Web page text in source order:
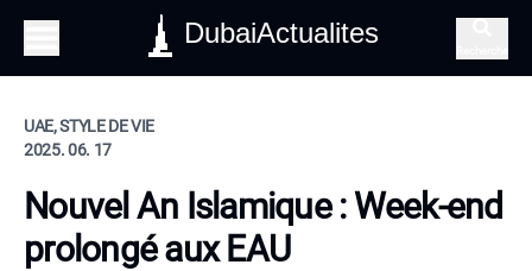
DubaiActualites
UAE, STYLE DE VIE
2025. 06. 17
Nouvel An Islamique : Week-end
prolongé aux EAU